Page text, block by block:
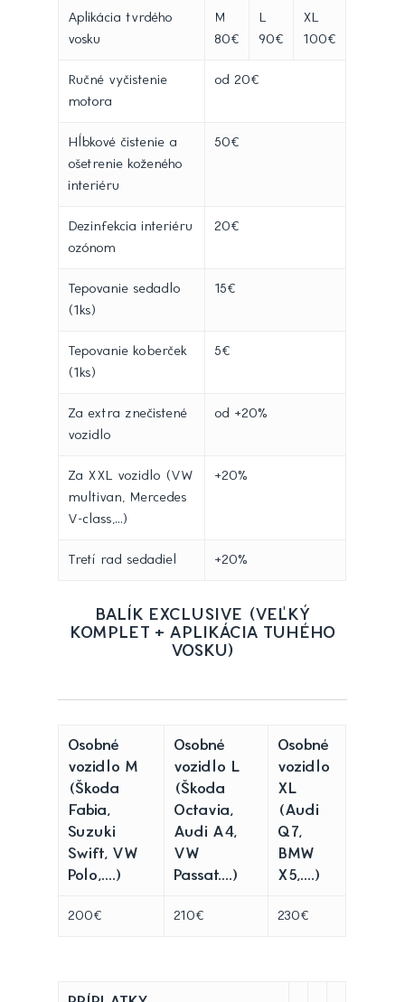
Aplikácia tvrdého
vosku
M
80€
L
90€
XL
100€
Ručné vyčistenie
motora
od 20€
Hĺbkové čistenie a
ošetrenie koženého
interiéru
50€
Dezinfekcia interiéru
ozónom
20€
Tepovanie sedadlo
(1ks)
15€
Tepovanie koberček
(1ks)
5€
Za extra znečistené
vozidlo
od +20%
Za XXL vozidlo (VW
multivan, Mercedes
V-class,...)
+20%
Tretí rad sedadiel +20%
BALÍK EXCLUSIVE (VEĽKÝ
KOMPLET + APLIKÁCIA TUHÉHO
VOSKU)
Osobné
vozidlo M
(Škoda
Fabia,
Suzuki
Swift, VW
Polo,....)
Osobné
vozidlo L
(Škoda
Octavia,
Audi A4,
VW
Passat....)
Osobné
vozidlo
XL
(Audi
Q7,
BMW
X5,....)
200€ 210€ 230€